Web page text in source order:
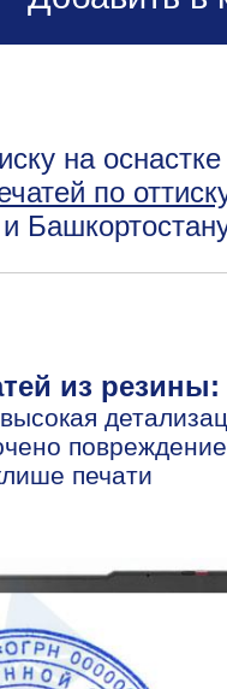
на
по
из резины:
печати